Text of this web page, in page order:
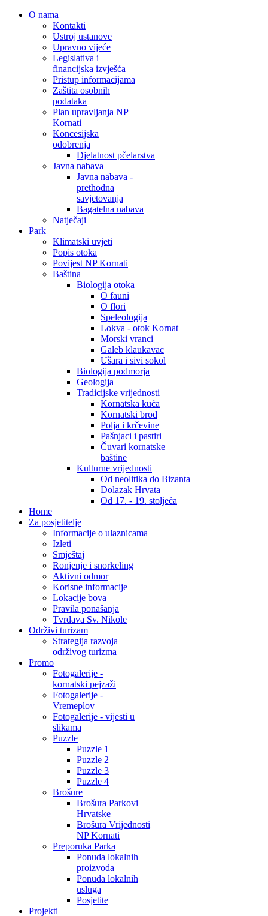
O nama
Kontakti
Ustroj ustanove
Upravno vijeće
Legislativa i
financijska izvješća
Pristup informacijama
Zaštita osobnih
podataka
Plan upravljanja NP
Kornati
Koncesijska
odobrenja
Djelatnost pčelarstva
Javna nabava
Javna nabava -
prethodna
savjetovanja
Bagatelna nabava
Natječaji
Park
Klimatski uvjeti
Popis otoka
Povijest NP Kornati
Baština
Biologija otoka
O fauni
O flori
Speleologija
Lokva - otok Kornat
Morski vranci
Galeb klaukavac
Ušara i sivi sokol
Biologija podmorja
Geologija
Tradicijske vrijednosti
Kornatska kuća
Kornatski brod
Polja i krčevine
Pašnjaci i pastiri
Čuvari kornatske
baštine
Kulturne vrijednosti
Od neolitika do Bizanta
Dolazak Hrvata
Od 17. - 19. stoljeća
Home
Za posjetitelje
Informacije o ulaznicama
Izleti
Smještaj
Ronjenje i snorkeling
Aktivni odmor
Korisne informacije
Lokacije bova
Pravila ponašanja
Tvrđava Sv. Nikole
Održivi turizam
Strategija razvoja
održivog turizma
Promo
Fotogalerije -
kornatski pejzaži
Fotogalerije -
Vremeplov
Fotogalerije - vijesti u
slikama
Puzzle
Puzzle 1
Puzzle 2
Puzzle 3
Puzzle 4
Brošure
Brošura Parkovi
Hrvatske
Brošura Vrijednosti
NP Kornati
Preporuka Parka
Ponuda lokalnih
proizvoda
Ponuda lokalnih
usluga
Posjetite
Projekti